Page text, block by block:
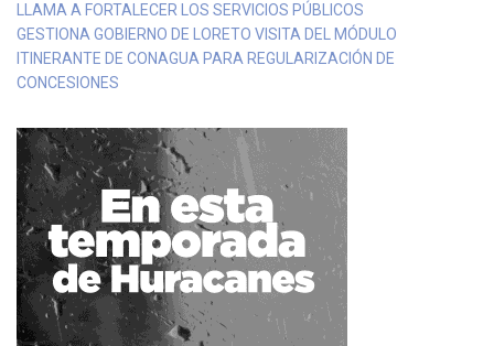
LLAMA A FORTALECER LOS SERVICIOS PÚBLICOS
GESTIONA GOBIERNO DE LORETO VISITA DEL MÓDULO
ITINERANTE DE CONAGUA PARA REGULARIZACIÓN DE
CONCESIONES